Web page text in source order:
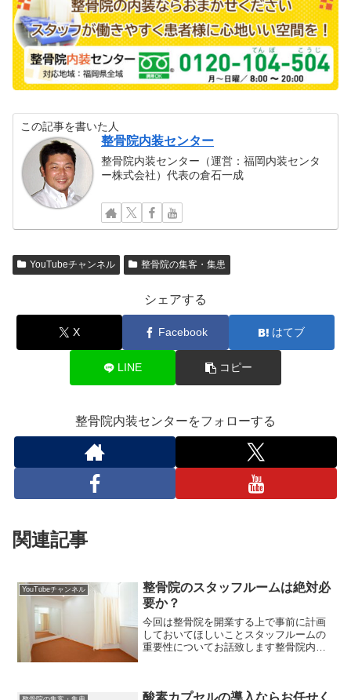
この記事を書いた人
整骨院内装センター
整骨院内装センター（運営：福岡内装センタ
ー株式会社）代表の倉石一成
YouTubeチャンネル 整骨院の集客・集患
シェアする
X Facebook はてブ
LINE コピー
整骨院内装センターをフォローする
関連記事
YouTubeチャンネル
整骨院のスタッフルームは絶対必
要か？
今回は整骨院を開業する上で事前に計画
しておいてほしいことスタッフルームの
重要性についてお話致します整骨院内装
院開業を目指...
酸素カプセルの導入ならお任せく